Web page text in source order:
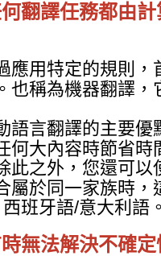
翻譯任務都由
用特定的規則，
也稱為機器翻譯，
語言翻譯的主要優
何大內容時節省時
此之外，您還可
屬於同一家族時
班牙語/意大利語。
無法解決不確定